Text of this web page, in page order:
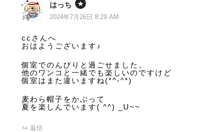
はっち
2024年7月26日 8:29 AM
ccさんへ
おはようございます♪
個室でのんびりと過ごせました。
他のワンコと一緒でも楽しいのですけど
個室はまた違いますね(*^-^*)
麦わら帽子をかぶって
夏を楽しんでいます( ^^) _U~~
返信